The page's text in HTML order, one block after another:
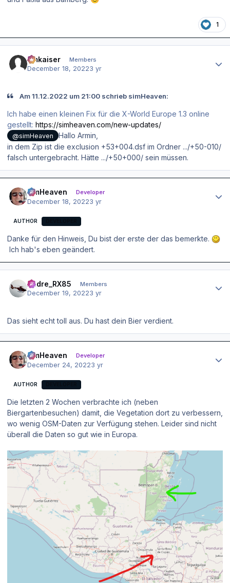
1
hmkaiser Members
December 18, 20223 yr
Am 11.12.2022 um 21:00 schrieb simHeaven:
Ich habe einen kleinen Fix für die X-World Europe 1.3 online
gestellt: https://simheaven.com/new-updates/
@simHeaven
Hallo Armin,
in dem Zip ist die exclusion +53+004.dsf im Ordner .../+50-010/
falsch untergebracht. Hätte .../+50+000/ sein müssen.
simHeaven Developer
December 18, 20223 yr
AUTHOR
Danke für den Hinweis, Du bist der erste der das bemerkte.
Ich hab's eben geändert.
Andre_RX85 Members
December 19, 20223 yr
Das sieht echt toll aus. Du hast dein Bier verdient.
simHeaven Developer
December 24, 20223 yr
AUTHOR
Die letzten 2 Wochen verbrachte ich (neben
Biergartenbesuchen) damit, die Vegetation dort zu verbessern,
wo wenig OSM-Daten zur Verfügung stehen. Leider sind nicht
überall die Daten so gut wie in Europa.